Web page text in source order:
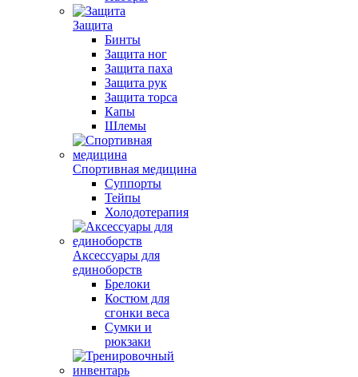
Защита
Бинты
Защита ног
Защита паха
Защита рук
Защита торса
Капы
Шлемы
Спортивная медицина
Суппорты
Тейпы
Холодотерапия
Аксессуары для
единоборств
Брелоки
Костюм для
сгонки веса
Сумки и
рюкзаки